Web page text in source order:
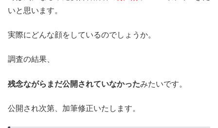
いと思います。
実際にどんな顔をしているのでしょうか。
調査の結果、
残念ながらまだ公開されていなかったみたいです。
公開され次第、加筆修正いたします。